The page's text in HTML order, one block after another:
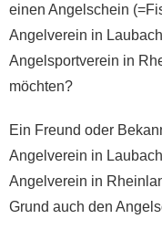
einen Angelschein
Angelverein in
Angelsportverein in
möchten?
Ein Freund oder
Angelverein in
Angelverein in
Grund auch den